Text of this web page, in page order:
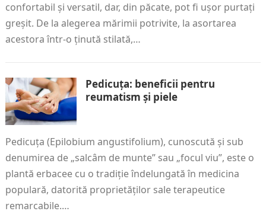
confortabil și versatil, dar, din păcate, pot fi ușor purtați
greșit. De la alegerea mărimii potrivite, la asortarea
acestora într-o ținută stilată,…
Pedicuța: beneficii pentru
reumatism și piele
Pedicuța (Epilobium angustifolium), cunoscută și sub
denumirea de „salcâm de munte” sau „focul viu”, este o
plantă erbacee cu o tradiție îndelungată în medicina
populară, datorită proprietăților sale terapeutice
remarcabile.…